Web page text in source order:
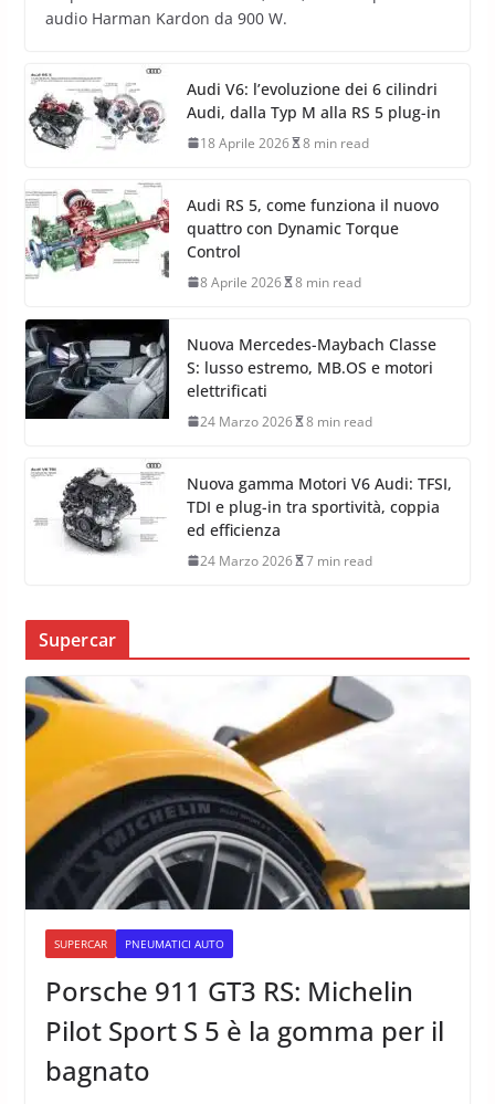
audio Harman Kardon da 900 W.
Audi V6: l’evoluzione dei 6 cilindri
Audi, dalla Typ M alla RS 5 plug-in
18 Aprile 2026 8 min read
Audi RS 5, come funziona il nuovo
quattro con Dynamic Torque
Control
8 Aprile 2026 8 min read
Nuova Mercedes-Maybach Classe
S: lusso estremo, MB.OS e motori
elettrificati
24 Marzo 2026 8 min read
Nuova gamma Motori V6 Audi: TFSI,
TDI e plug-in tra sportività, coppia
ed efficienza
24 Marzo 2026 7 min read
Supercar
SUPERCAR PNEUMATICI AUTO
Porsche 911 GT3 RS: Michelin
Pilot Sport S 5 è la gomma per il
bagnato